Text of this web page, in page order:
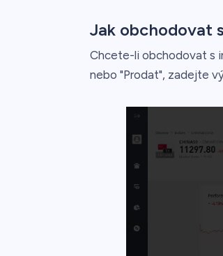
Jak obchodovat
Chcete-li obchodovat s
nebo "Prodat", zadejte